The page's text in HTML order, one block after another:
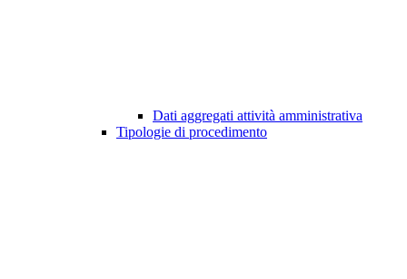
Dati aggregati attività amministrativa
Tipologie di procedimento